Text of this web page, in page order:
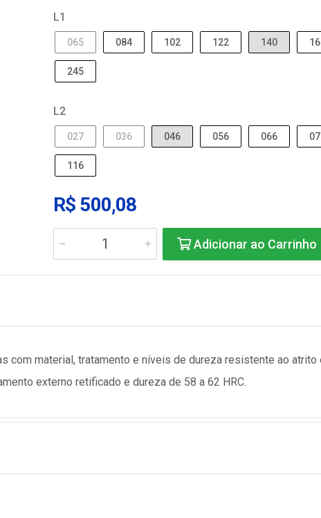
L1
065 084 102 122 140
245
L2
027 036 046 056 066
116
R$ 500,08
Adicionar ao Carrinho
com material, tratamento e níveis de dureza resistente ao atrito
externo retificado e dureza de 58 a 62 HRC.